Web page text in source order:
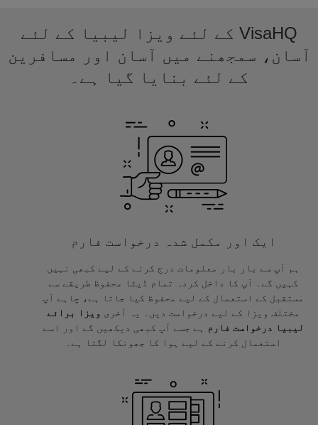
VisaHQ کے لئے ویزا لیبیا کے لئے
آسان، سمجھنے میں آسان اور مسافرین
کے لئے بنایا گیا ہے۔
ایک اور مکمل شدہ درخواست فارم
ہم آپ سے بار بار معلومات درج کرنے کے لیے کبھی نہیں
کہیں گے۔ آپ کا داخل کردہ تمام ڈیٹا محفوظ طریقے سے
مستقبل کے استعمال کے لیے محفوظ کیا جاتا ہے، چاہے آپ
مختلف ویزا کے لیے درخواست دیں۔ یہ آخری ویزا برائے
لیبیا درخواست فارم
ہے جسے آپ کبھی دیکھیں گے اور اسے
استعمال کرنے کے لیے ہوا کا جھونکا لگتا ہے۔